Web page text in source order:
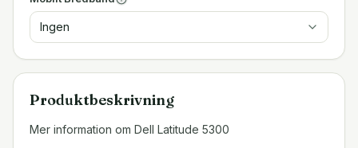
Ingen
Produktbeskrivning
Mer information om Dell Latitude 5300